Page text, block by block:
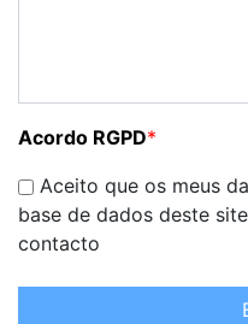
Acordo RGPD*
Aceito que os meus
base de dados deste
contacto